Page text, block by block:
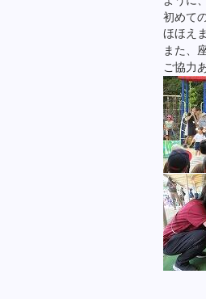
初めて
ほほえ
また、
ご協力